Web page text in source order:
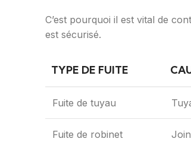
C’est pourquoi il est vital de
est sécurisé.
TYPE DE FUITE
Fuite de tuyau
Fuite de robinet